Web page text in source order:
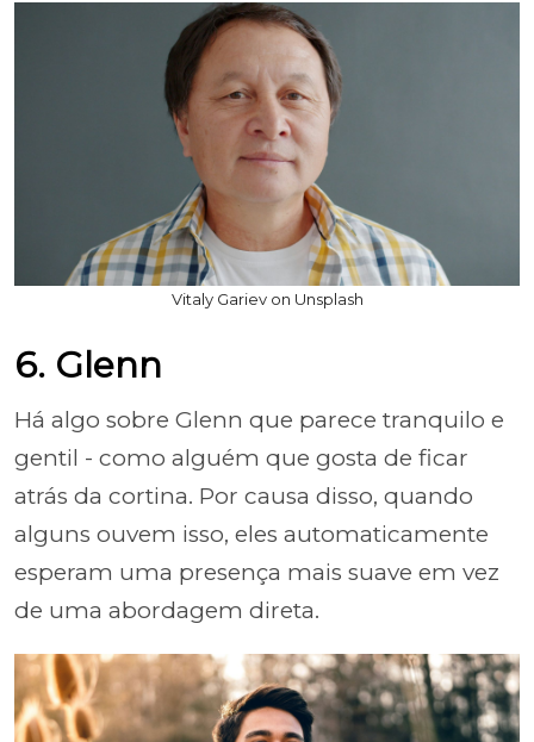
Vitaly Gariev on Unsplash
6. Glenn
Há algo sobre Glenn que parece tranquilo e
gentil - como alguém que gosta de ficar
atrás da cortina. Por causa disso, quando
alguns ouvem isso, eles automaticamente
esperam uma presença mais suave em vez
de uma abordagem direta.